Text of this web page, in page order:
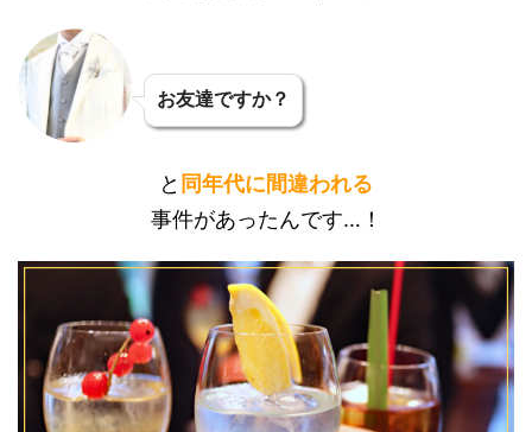
お友達ですか？
と 同年代に間違われる
事件があったんです…！